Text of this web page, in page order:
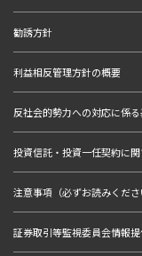
勧誘方針
利益相反管理方針の概要
反社会的勢力への対応に係
投資信託・投資一任契約に
注意事項（必ずお読みくださ
証券取引等監視委員会情報提